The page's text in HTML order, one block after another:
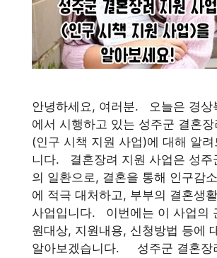
안녕하세요, 여러분. 오늘은 경상
에서 시행하고 있는 성주군 결혼
(인구 시책 지원 사업)에 대해 알
니다. 결혼장려 지원 사업은 성주
의 일환으로, 결혼을 통해 인구감
에 적극 대처하고, 부부의 결혼생
사업입니다. 이번에는 이 사업의
원대상, 지원내용, 신청방법 등에
알아보겠습니다. 성주군 결혼장